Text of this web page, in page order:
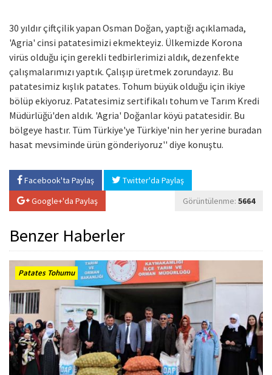
30 yıldır çiftçilik yapan Osman Doğan, yaptığı açıklamada,
'Agria' cinsi patatesimizi ekmekteyiz. Ülkemizde Korona
virüs olduğu için gerekli tedbirlerimizi aldık, dezenfekte
çalışmalarımızı yaptık. Çalışıp üretmek zorundayız. Bu
patatesimiz kışlık patates. Tohum büyük olduğu için ikiye
bölüp ekiyoruz. Patatesimiz sertifikalı tohum ve Tarım Kredi
Müdürlüğü'den aldık. 'Agria' Doğanlar köyü patatesidir. Bu
bölgeye hastır. Tüm Türkiye'ye Türkiye'nin her yerine buradan
hasat mevsiminde ürün gönderiyoruz'' diye konuştu.
Facebook'ta Paylaş
Twitter'da Paylaş
Google+'da Paylaş
Görüntülenme: 5664
Benzer Haberler
Patates Tohumu